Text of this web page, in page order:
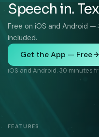
Speech in.
Free on iOS and Android
included.
Get the App — Free
iOS and Android. 30 minutes
FEATURES